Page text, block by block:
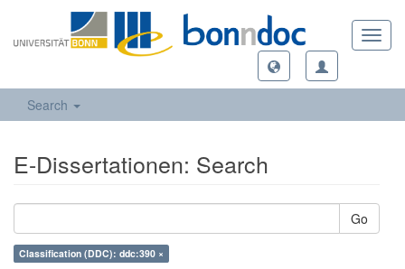
Search
E-Dissertationen: Search
Go
Classification (DDC): ddc:390 ×